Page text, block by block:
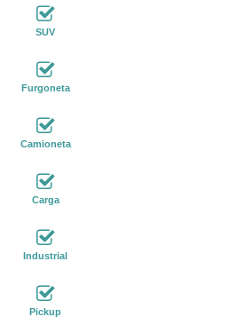
SUV
Furgoneta
Camioneta
Carga
Industrial
Pickup